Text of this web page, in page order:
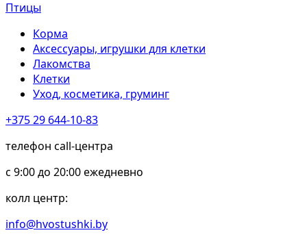
Птицы
Корма
Аксессуары, игрушки для клетки
Лакомства
Клетки
Уход, косметика, груминг
+375 29 644-10-83
телефон call-центра
c 9:00 до 20:00 ежедневно
колл центр:
info@hvostushki.by